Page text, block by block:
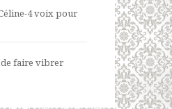
4 voix pour
de faire vibrer